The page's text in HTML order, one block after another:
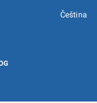
Čeština